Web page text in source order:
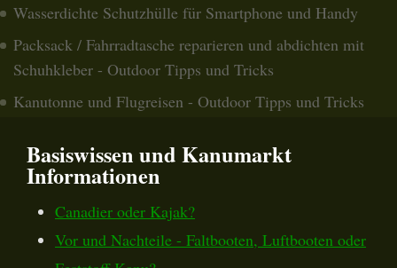
Wasserdichte Schutzhülle für Smartphone und Handy
Packsack / Fahrradtasche reparieren und abdichten mit
Schuhkleber - Outdoor Tipps und Tricks
Kanutonne und Flugreisen - Outdoor Tipps und Tricks
Basiswissen und Kanumarkt
Informationen
Canadier oder Kajak?
Vor und Nachteile - Faltbooten, Luftbooten oder